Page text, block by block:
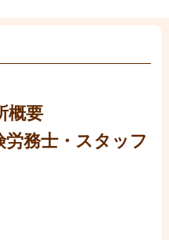
概要
労務士・スタッフ